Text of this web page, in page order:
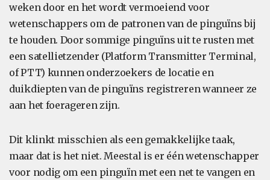
weken door en het wordt vermoeiend voor
wetenschappers om de patronen van de pinguïns bij
te houden. Door sommige pinguïns uit te rusten met
een satellietzender (Platform Transmitter Terminal,
of PTT) kunnen onderzoekers de locatie en
duikdiepten van de pinguïns registreren wanneer ze
aan het foerageren zijn.
Dit klinkt misschien als een gemakkelijke taak,
maar dat is het niet. Meestal is er één wetenschapper
voor nodig om een pinguïn met een net te vangen en